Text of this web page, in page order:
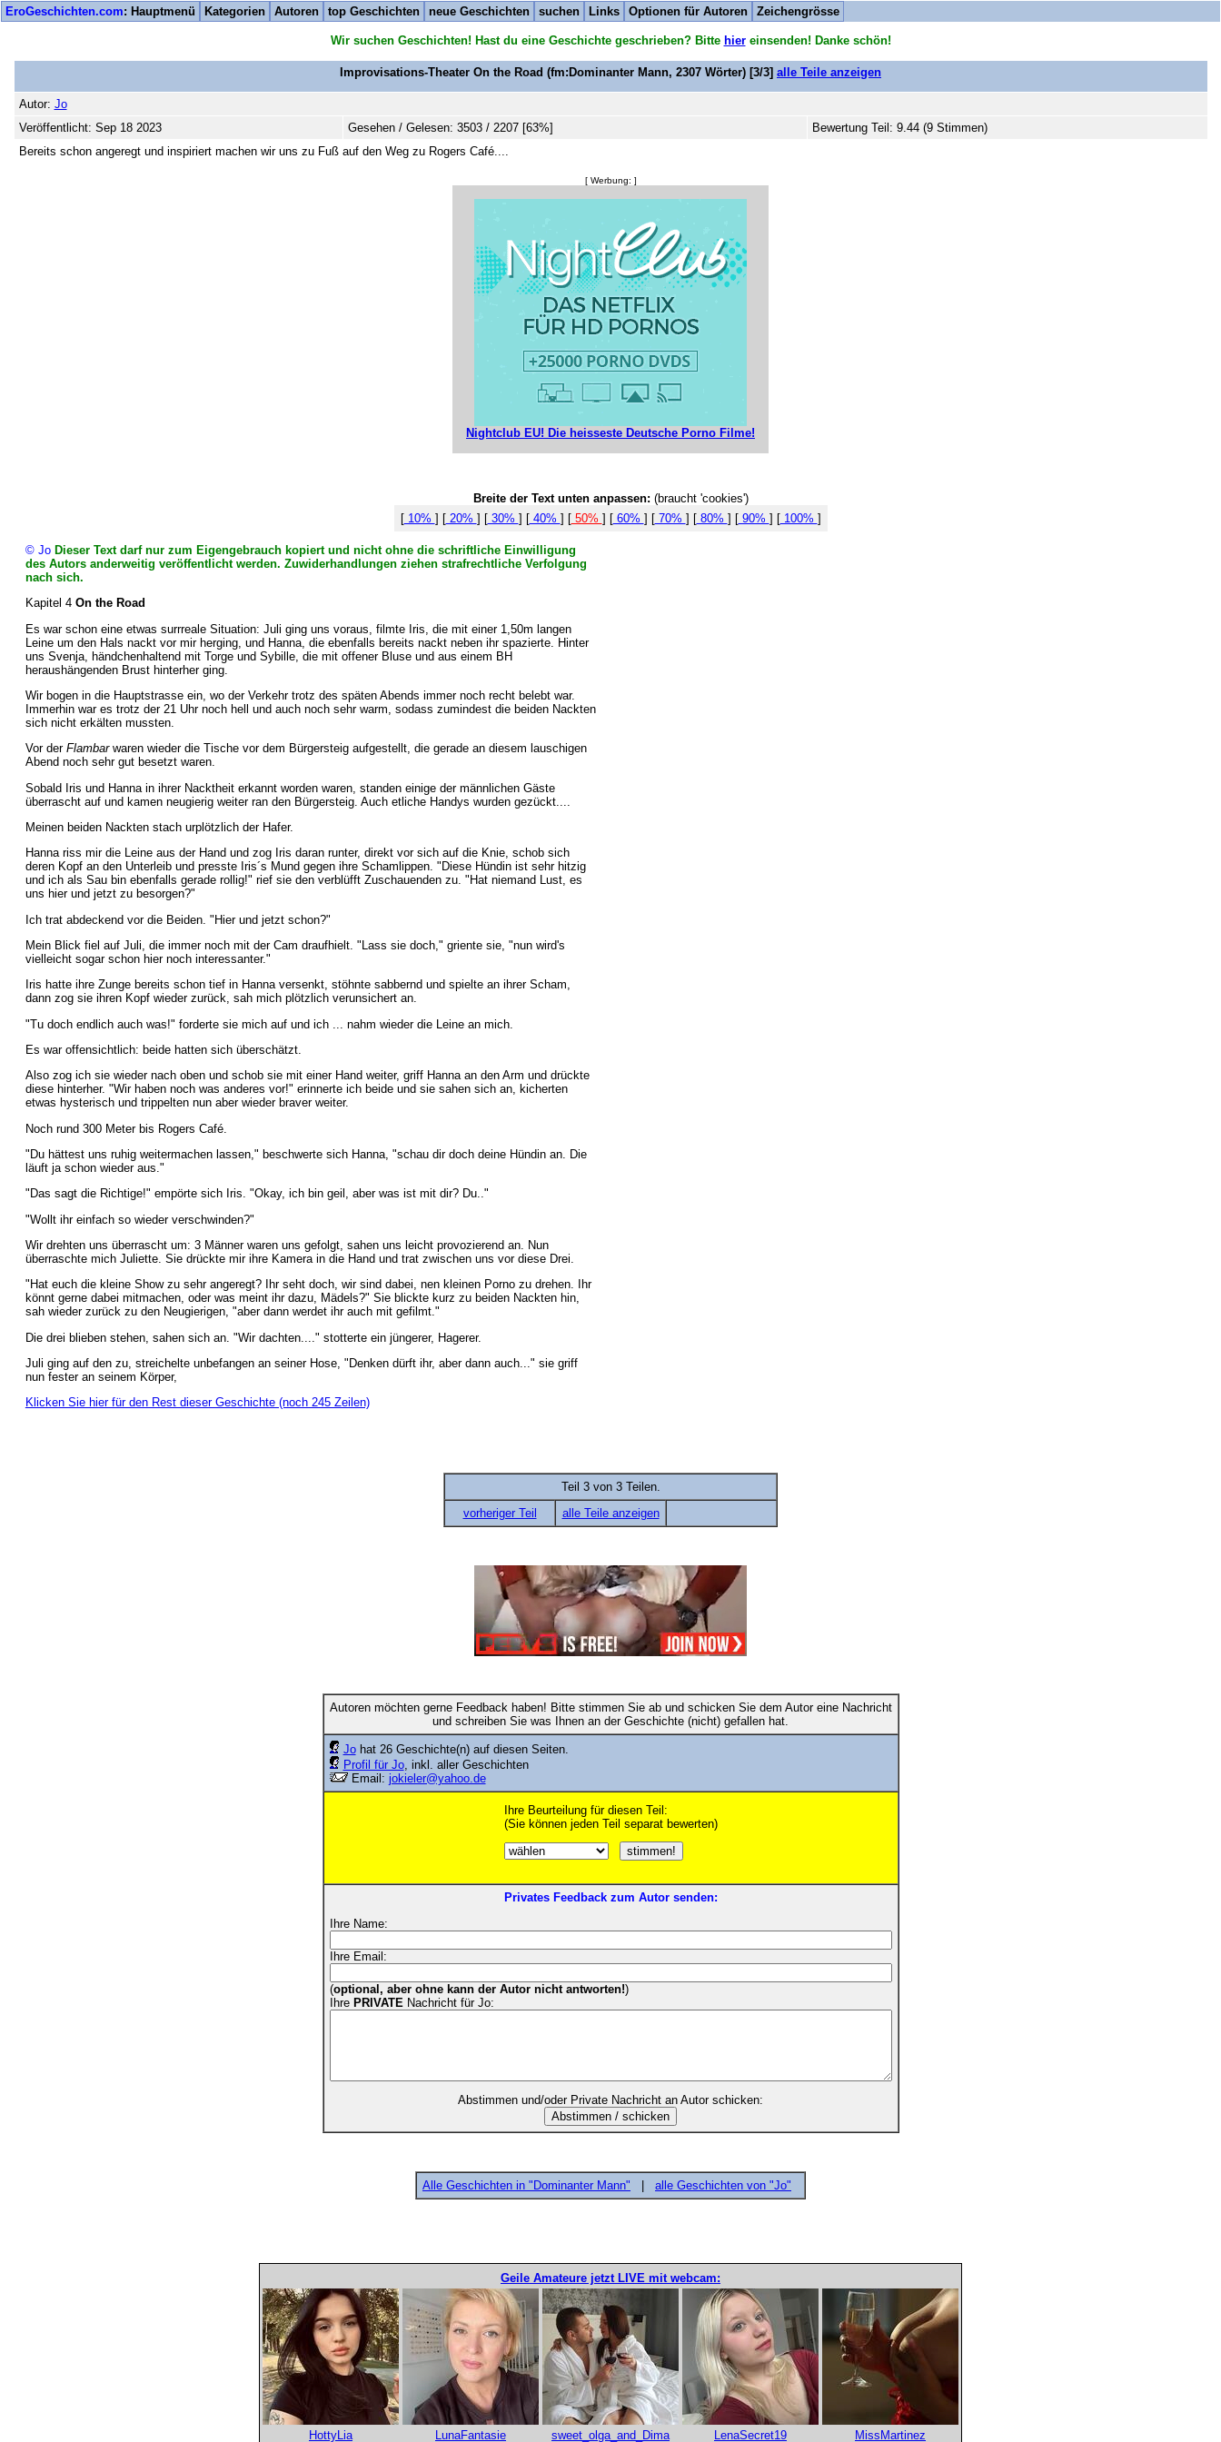
EroGeschichten.com: Hauptmenü Kategorien Autoren top Geschichten neue Geschichten suchen Links Optionen für Autoren Zeichengrösse
Wir suchen Geschichten! Hast du eine Geschichte geschrieben? Bitte hiereinsenden! Danke schön!
Improvisations-Theater On the Road (fm:Dominanter Mann, 2307 Wörter) [3/3] alle Teile anzeigen
Autor: Jo
Veröffentlicht: Sep 18 2023
Gesehen / Gelesen: 3503 / 2207 [63%]
Bewertung Teil: 9.44 (9 Stimmen)
Bereits schon angeregt und inspiriert machen wir uns zu Fuß auf den Weg zu Rogers Café....
[ Werbung: ]
Nightclub EU! Die heisseste Deutsche Porno Filme!
Breite der Text unten anpassen: (braucht 'cookies')
[10% ] [20% ] [30% ] [40% ] [50% ] [60% ] [70% ] [80% ] [90% ] [100% ]
© Jo Dieser Text darf nur zum Eigengebrauch kopiert und nicht ohne die schriftliche Einwilligung
des Autors anderweitig veröffentlicht werden. Zuwiderhandlungen ziehen strafrechtliche Verfolgung
nach sich.
Kapitel 4 On the Road
Es war schon eine etwas surrreale Situation: Juli ging uns voraus, filmte Iris, die mit einer 1,50m langen
Leine um den Hals nackt vor mir herging, und Hanna, die ebenfalls bereits nackt neben ihr spazierte. Hinter
uns Svenja, händchenhaltend mit Torge und Sybille, die mit offener Bluse und aus einem BH
heraushängenden Brust hinterher ging.
Wir bogen in die Hauptstrasse ein, wo der Verkehr trotz des späten Abends immer noch recht belebt war.
Immerhin war es trotz der 21 Uhr noch hell und auch noch sehr warm, sodass zumindest die beiden Nackten
sich nicht erkälten mussten.
Vor der Flambarwaren wieder die Tische vor dem Bürgersteig aufgestellt, die gerade an diesem lauschigen
Abend noch sehr gut besetzt waren.
Sobald Iris und Hanna in ihrer Nacktheit erkannt worden waren, standen einige der männlichen Gäste
überrascht auf und kamen neugierig weiter ran den Bürgersteig. Auch etliche Handys wurden gezückt....
Meinen beiden Nackten stach urplötzlich der Hafer.
Hanna riss mir die Leine aus der Hand und zog Iris daran runter, direkt vor sich auf die Knie, schob sich
deren Kopf an den Unterleib und presste Iris´s Mund gegen ihre Schamlippen. "Diese Hündin ist sehr hitzig
und ich als Sau bin ebenfalls gerade rollig!" rief sie den verblüfft Zuschauenden zu. "Hat niemand Lust, es
uns hier und jetzt zu besorgen?"
Ich trat abdeckend vor die Beiden. "Hier und jetzt schon?"
Mein Blick fiel auf Juli, die immer noch mit der Cam draufhielt. "Lass sie doch," griente sie, "nun wird's
vielleicht sogar schon hier noch interessanter."
Iris hatte ihre Zunge bereits schon tief in Hanna versenkt, stöhnte sabbernd und spielte an ihrer Scham,
dann zog sie ihren Kopf wieder zurück, sah mich plötzlich verunsichert an.
"Tu doch endlich auch was!" forderte sie mich auf und ich ... nahm wieder die Leine an mich.
Es war offensichtlich: beide hatten sich überschätzt.
Also zog ich sie wieder nach oben und schob sie mit einer Hand weiter, griff Hanna an den Arm und drückte
diese hinterher. "Wir haben noch was anderes vor!" erinnerte ich beide und sie sahen sich an, kicherten
etwas hysterisch und trippelten nun aber wieder braver weiter.
Noch rund 300 Meter bis Rogers Café.
"Du hättest uns ruhig weitermachen lassen," beschwerte sich Hanna, "schau dir doch deine Hündin an. Die
läuft ja schon wieder aus."
"Das sagt die Richtige!" empörte sich Iris. "Okay, ich bin geil, aber was ist mit dir? Du.."
"Wollt ihr einfach so wieder verschwinden?"
Wir drehten uns überrascht um: 3 Männer waren uns gefolgt, sahen uns leicht provozierend an. Nun
überraschte mich Juliette. Sie drückte mir ihre Kamera in die Hand und trat zwischen uns vor diese Drei.
"Hat euch die kleine Show zu sehr angeregt? Ihr seht doch, wir sind dabei, nen kleinen Porno zu drehen. Ihr
könnt gerne dabei mitmachen, oder was meint ihr dazu, Mädels?" Sie blickte kurz zu beiden Nackten hin,
sah wieder zurück zu den Neugierigen, "aber dann werdet ihr auch mit gefilmt."
Die drei blieben stehen, sahen sich an. "Wir dachten...." stotterte ein jüngerer, Hagerer.
Juli ging auf den zu, streichelte unbefangen an seiner Hose, "Denken dürft ihr, aber dann auch..." sie griff
nun fester an seinem Körper,
Klicken Sie hier für den Rest dieser Geschichte (noch 245 Zeilen)
Teil 3 von 3 Teilen.
vorheriger Teil
alle Teile anzeigen
Autoren möchten gerne Feedback haben! Bitte stimmen Sie ab und schicken Sie dem Autor eine Nachricht
und schreiben Sie was Ihnen an der Geschichte (nicht) gefallen hat.
Johat 26 Geschichte(n) auf diesen Seiten.
Profil für Jo, inkl. aller Geschichten
Email: jokieler@yahoo.de
Ihre Beurteilung für diesen Teil:
(Sie können jeden Teil separat bewerten)
Privates Feedback zum Autor senden:
Ihre Name:
Ihre Email:
(optional, aber ohne kann der Autor nicht antworten!)
Ihre PRIVATE Nachricht für Jo:
Abstimmen und/oder Private Nachricht an Autor schicken:
Alle Geschichten in "Dominanter Mann" alle Geschichten von "Jo"
Geile Amateure jetzt LIVE mit webcam:
HottyLia LunaFantasie sweet_olga_and_Dima LenaSecret19 MissMartinez